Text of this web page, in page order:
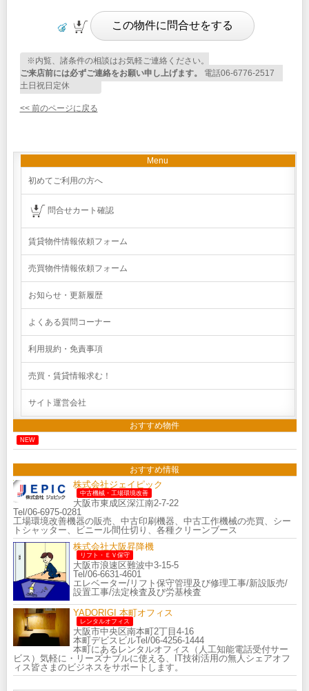
※内覧、諸条件の相談はお気軽ご連絡ください。
ご来店前には必ずご連絡をお願い申し上げます。
電話06-6776-2517
土日祝日定休
<< 前のページに戻る
Menu
初めてご利用の方へ
問合せカート確認
賃貸物件情報依頼フォーム
売買物件情報依頼フォーム
お知らせ・更新履歴
よくある質問コーナー
利用規約・免責事項
売買・賃貸情報求む！
サイト運営会社
おすすめ物件
NEW
おすすめ情報
株式会社ジェイピック
中古機械・工場環境改善
大阪市東成区深江南2-7-22
Tel/06-6975-0281
工場環境改善機器の販売、中古印刷機器、中古工作機械の売買、シー
トシャッター、ビニール間仕切り、各種クリーンブース
株式会社大阪昇降機
リフト・ＥＶ保守
大阪市浪速区難波中3-15-5
Tel/06-6631-4601
エレベーター/リフト保守管理及び修理工事/新設販売/
設置工事/法定検査及び労基検査
YADORIGI 本町オフィス
レンタルオフィス
大阪市中央区南本町2丁目4-16
本町デビスビルTel/06-4256-1444
本町にあるレンタルオフィス（人工知能電話受付サー
ビス）気軽に・リーズナブルに使える、IT技術活用の無人シェアオフ
ィス皆さまのビジネスをサポートします。